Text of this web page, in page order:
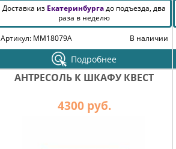
Доставка из Екатеринбургадо подъезда, два
раза в неделю
Артикул: MM18079A
В наличии
Подробнее
АНТРЕСОЛЬ К ШКАФУ КВЕСТ
4300 руб.